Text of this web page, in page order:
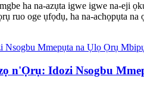
ha na-azụta igwe igwe na-eji
ruo oge ụfọdụ, ha na-achọpụta na
n'Ọrụ: Idozi Nsogbu